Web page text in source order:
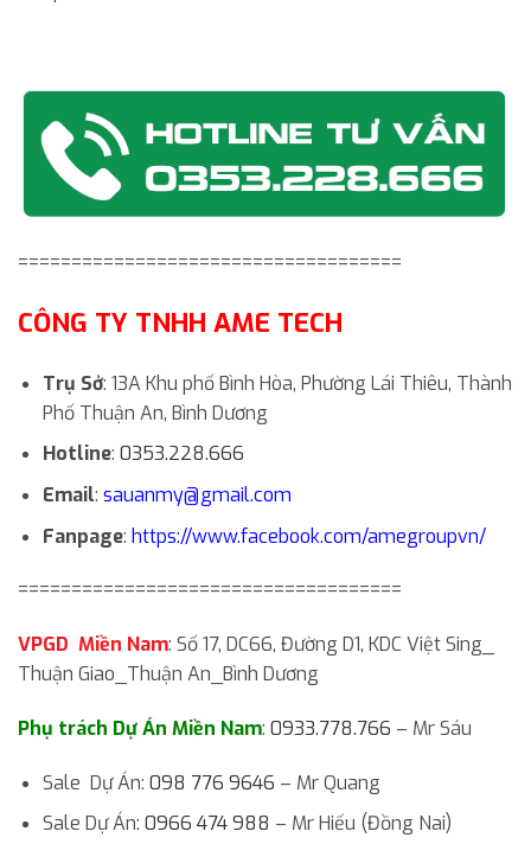
====================================
CÔNG TY TNHH AME TECH
Trụ Sở: 13A Khu phố Bình Hòa, Phường Lái Thiêu, Thành
Phố Thuận An, Bình Dương
Hotline: 0353.228.666
Email: sauanmy@gmail.com
Fanpage: https://www.facebook.com/amegroupvn/
====================================
VPGD Miền Nam: Số 17, DC66, Đường D1, KDC Việt Sing_
Thuận Giao_Thuận An_Bình Dương
Phụ trách Dự Án Miền Nam: 0933.778.766 – Mr Sáu
Sale Dự Án: 098 776 9646 – Mr Quang
Sale Dự Án: 0966 474 988 – Mr Hiếu (Đồng Nai)